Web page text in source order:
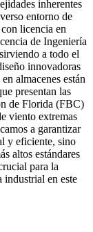
inherentes
entorno de
licencia en
de Ingeniería
a todo el
innovadoras
almacenes están
presentan las
de Florida (FBC)
viento extremas
a garantizar
y eficiente, sino
altos estándares
para la
industrial en este